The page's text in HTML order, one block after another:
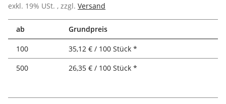
exkl. 19% USt. , zzgl. Versand
ab Grundpreis
100
35,12 € / 100 Stück *
500
26,35 € / 100 Stück *